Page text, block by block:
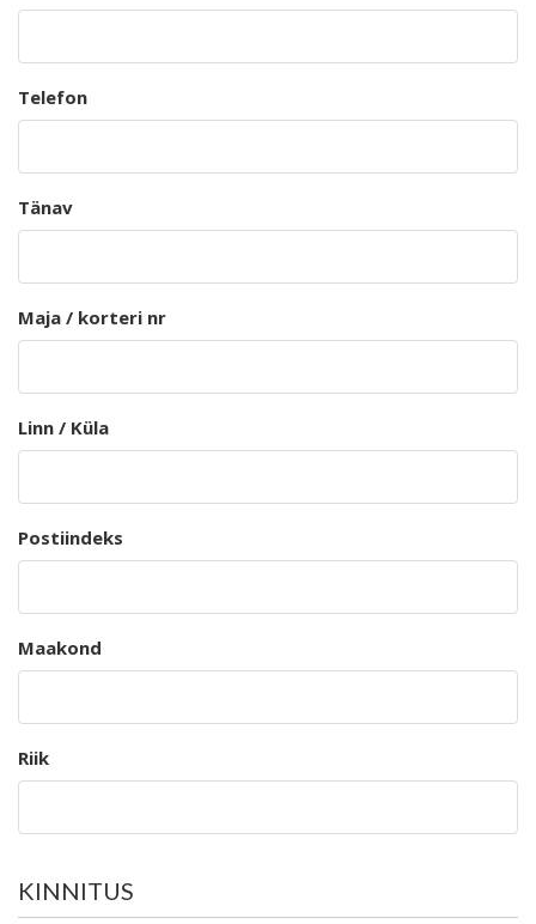
Telefon
Tänav
Maja / korteri nr
Linn / Küla
Postiindeks
Maakond
Riik
KINNITUS